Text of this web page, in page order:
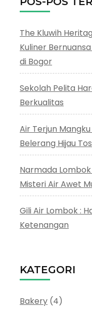
The Kluwih
Kuliner
di Bogor
Sekolah Pelita
Berkualitas
Air Terjun
Belerang Hijau
Narmada
Misteri Air Awet
Gili Air Lombok :
Ketenangan
KATEGORI
Bakery (4)